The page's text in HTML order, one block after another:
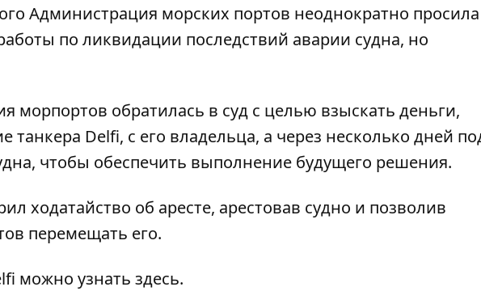
Администрация морских портов неоднократно просила
по ликвидации последствий аварии судна, но
морпортов обратилась в суд с целью взыскать деньги,
танкера Delfi, с его владельца, а через несколько дней
чтобы обеспечить выполнение будущего решения.
ходатайство об аресте, арестовав судно и позволив
перемещать его.
можно узнать здесь.